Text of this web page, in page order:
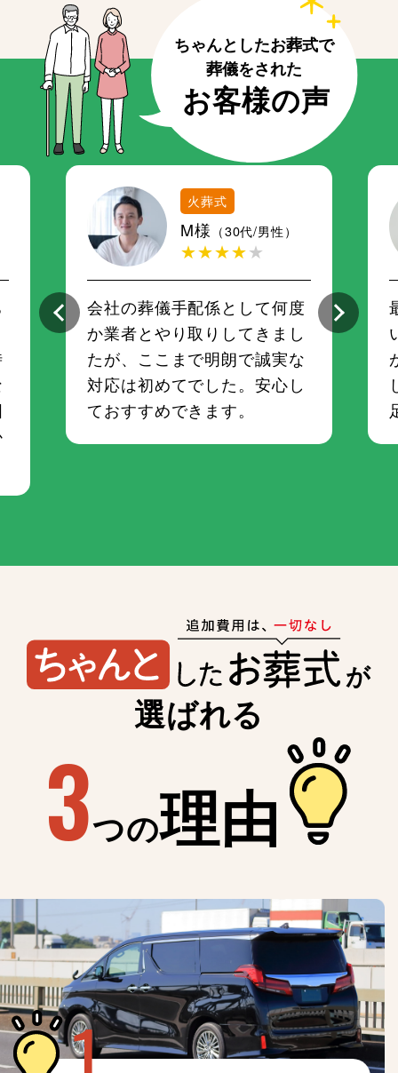
火葬式
M様 （30代/男性）
★★★★★
会社の葬儀手配係として何度
か業者とやり取りしてきまし
たが、ここまで明朗で誠実な
対応は初めてでした。安心し
ておすすめできます。
が
選ばれる
3つの理由